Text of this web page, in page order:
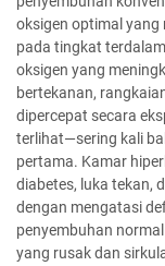
oksigen optimal yang
pada tingkat
oksigen yang
bertekanan,
dipercepat secara
terlihat—sering kali
pertama. Kamar
diabetes, luka tekan,
dengan mengatasi
penyembuhan
yang rusak dan